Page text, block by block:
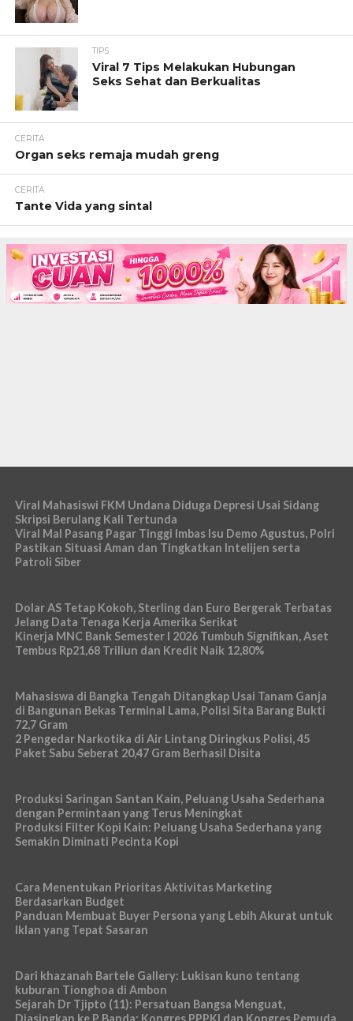
TIPS
Viral 7 Tips Melakukan Hubungan
Seks Sehat dan Berkualitas
CERITA
Organ seks remaja mudah greng
CERITA
Tante Vida yang sintal
Viral Mahasiswi FKM Undana Diduga Depresi Usai Sidang
Skripsi Berulang Kali Tertunda
Viral Mal Pasang Pagar Tinggi Imbas Isu Demo Agustus, Polri
Pastikan Situasi Aman dan Tingkatkan Intelijen serta
Patroli Siber
Dolar AS Tetap Kokoh, Sterling dan Euro Bergerak Terbatas
Jelang Data Tenaga Kerja Amerika Serikat
Kinerja MNC Bank Semester I 2026 Tumbuh Signifikan, Aset
Tembus Rp21,68 Triliun dan Kredit Naik 12,80%
Mahasiswa di Bangka Tengah Ditangkap Usai Tanam Ganja
di Bangunan Bekas Terminal Lama, Polisi Sita Barang Bukti
72,7 Gram
2 Pengedar Narkotika di Air Lintang Diringkus Polisi, 45
Paket Sabu Seberat 20,47 Gram Berhasil Disita
Produksi Saringan Santan Kain, Peluang Usaha Sederhana
dengan Permintaan yang Terus Meningkat
Produksi Filter Kopi Kain: Peluang Usaha Sederhana yang
Semakin Diminati Pecinta Kopi
Cara Menentukan Prioritas Aktivitas Marketing
Berdasarkan Budget
Panduan Membuat Buyer Persona yang Lebih Akurat untuk
Iklan yang Tepat Sasaran
Dari khazanah Bartele Gallery: Lukisan kuno tentang
kuburan Tionghoa di Ambon
Sejarah Dr Tjipto (11): Persatuan Bangsa Menguat,
Diasingkan ke P Banda; Kongres PPPKI dan Kongres Pemuda